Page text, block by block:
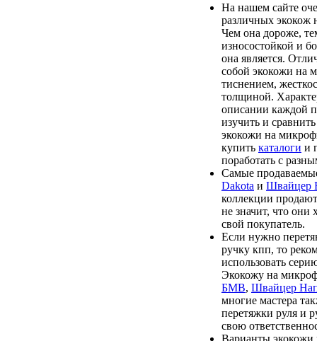
На нашем сайте
различных экокож
Чем она дороже,
износостойкой и
она является.
собой экокожи на
тиснением,
толщиной.
описании каждой
изучить и
экокожи на
купить каталоги и
поработать с
Самые
Dakota и Швайцер
коллекции
не значит, что
свой покупатель.
Если нужно
ручку кпп, то
использовать
Экокожу на
БМВ, Швайцер
многие мастера
перетяжки руля и
свою
Варианты